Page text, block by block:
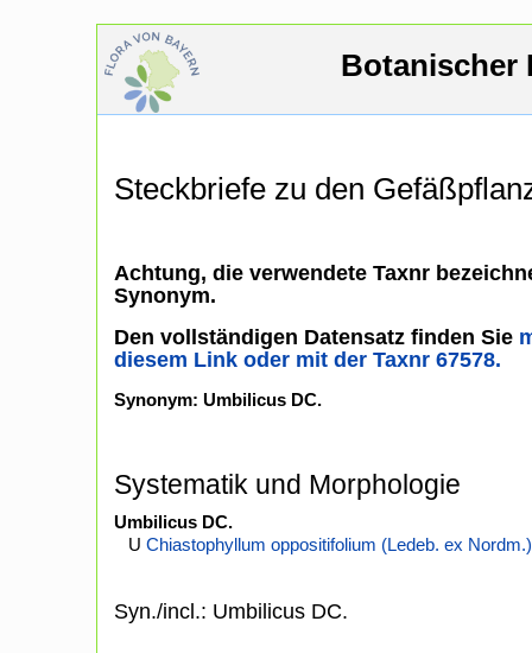
Botanischer
Steckbriefe zu den
Achtung, die verwendete Taxnr
Synonym.
Den vollständigen Datensatz finden Sie
diesem Link oder mit der Taxnr 67578.
Synonym: Umbilicus DC.
Systematik und Morphologie
Umbilicus DC.
U Chiastophyllum oppositifolium (Ledeb. ex
Syn./incl.: Umbilicus DC.